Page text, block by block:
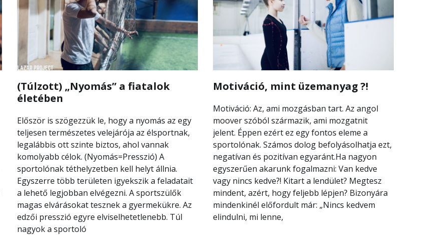
(Túlzott) „Nyomás” a fiatalok
életében
Először is szögezzük le, hogy a nyomás az egy
teljesen természetes velejárója az élsportnak,
legalábbis ott szinte biztos, ahol vannak
komolyabb célok. (Nyomás=Presszió) A
sportolónak téthelyzetben kell helyt állnia.
Egyszerre több területen igyekszik a feladatait
a lehető legjobban elvégezni. A sportszülők
magas elvárásokat tesznek a gyermekükre. Az
edzői presszió egyre elviselhetetlenebb. Túl
nagyok a sportoló
Motiváció, mint üzemanyag ?!
Motiváció: Az, ami mozgásban tart. Az angol
moover szóból származik, ami mozgatnit
jelent. Éppen ezért ez egy fontos eleme a
sportolónak. Számos dolog befolyásolhatja ezt,
negatívan és pozitívan egyaránt.Ha nagyon
egyszerűen akarunk fogalmazni: Van kedve
vagy nincs kedve?! Kitart a lendület? Megtesz
mindent, azért, hogy feljebb lépjen? Bizonyára
mindenkinél előfordult már: „Nincs kedvem
elindulni, mi lenne,